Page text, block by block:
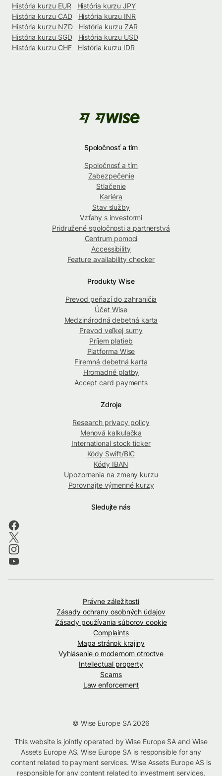
História kurzu EUR
História kurzu JPY
História kurzu CAD
História kurzu INR
História kurzu NZD
História kurzu ZAR
História kurzu SGD
História kurzu USD
História kurzu CHF
História kurzu IDR
Spoločnosť a tím
Spoločnosť a tím
Zabezpečenie
Stlačenie
Kariéra
Stav služby
Vzťahy s investormi
Pridružené spoločnosti a partnerstvá
Centrum pomoci
Accessibility
Feature availability checker
Produkty Wise
Prevod peňazí do zahraničia
Účet Wise
Medzinárodná debetná karta
Prevod veľkej sumy
Príjem platieb
Platforma Wise
Firemná debetná karta
Hromadné platby
Accept card payments
Zdroje
Research privacy policy
Menová kalkulačka
International stock ticker
Kódy Swift/BIC
Kódy IBAN
Upozornenia na zmeny kurzu
Porovnajte výmenné kurzy
Sledujte nás
Právne záležitosti
Zásady ochrany osobných údajov
Zásady používania súborov cookie
Complaints
Mapa stránok krajiny
Vyhlásenie o modernom otroctve
Intellectual property
Scams
Law enforcement
© Wise Europe SA 2026
This website is jointly operated by Wise Europe SA and Wise
Assets Europe AS. Wise Europe SA is responsible for any
content related to payment services. Wise Assets Europe AS is
responsible for any content related to investment services,